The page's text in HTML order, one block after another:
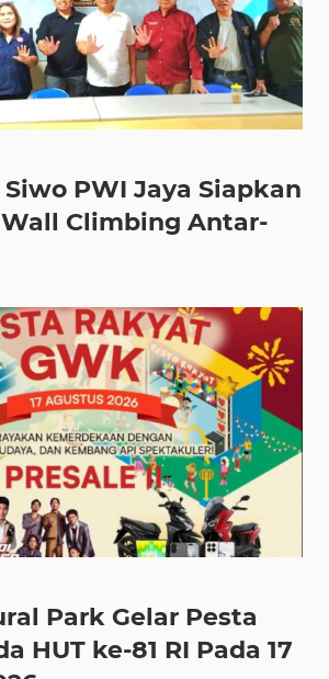
PWI Jaya Siapkan
Climbing Antar-
Park Gelar Pesta
HUT ke-81 RI Pada 17